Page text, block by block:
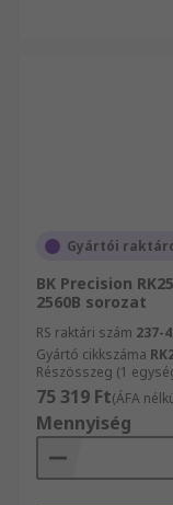
Gyártói
BK Precision
2560B sorozat
RS raktári szám 237-
Gyártó cikkszáma
Részösszeg (1
75 319 Ft(ÁFA
Mennyiség